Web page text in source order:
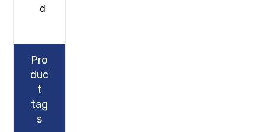
d
Pro
duc
t
tag
s